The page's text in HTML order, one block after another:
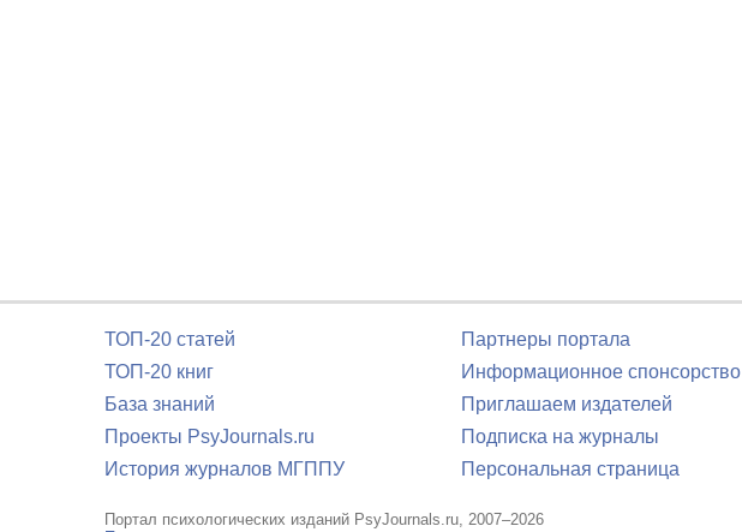
ТОП-20 статей
ТОП-20 книг
База знаний
Проекты PsyJournals.ru
История журналов МГППУ
Партнеры портала
Информационное спонсорство
Приглашаем издателей
Подписка на журналы
Персональная страница
Портал психологических изданий PsyJournals.ru, 2007–2026